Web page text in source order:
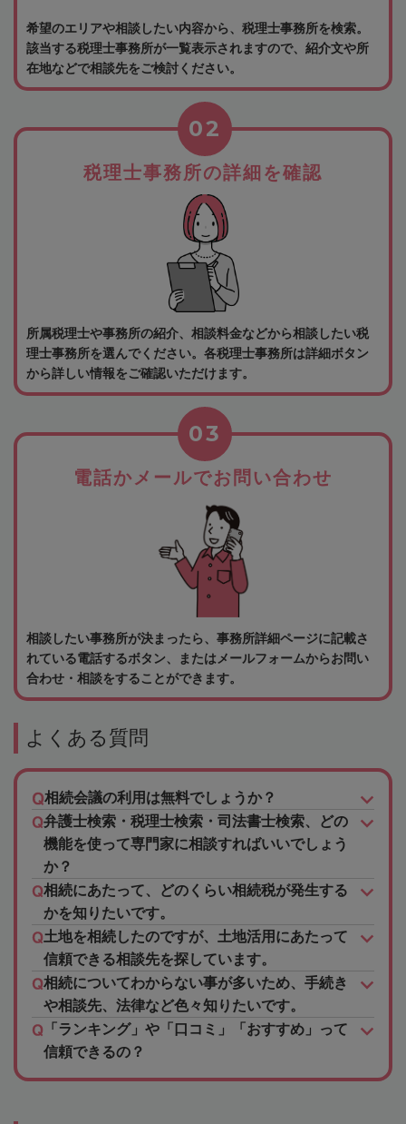
希望のエリアや相談したい内容から、税理士事務所を検索。
該当する税理士事務所が一覧表示されますので、紹介文や所
在地などで相談先をご検討ください。
税理士事務所の詳細を確認
02
所属税理士や事務所の紹介、相談料金などから相談したい税
理士事務所を選んでください。各税理士事務所は詳細ボタン
から詳しい情報をご確認いただけます。
電話かメールでお問い合わせ
03
相談したい事務所が決まったら、事務所詳細ページに記載さ
れている電話するボタン、またはメールフォームからお問い
合わせ・相談をすることができます。
よくある質問
相続会議の利用は無料でしょうか？
弁護士検索・税理士検索・司法書士検索、どの
機能を使って専門家に相談すればいいでしょう
か？
相続にあたって、どのくらい相続税が発生する
かを知りたいです。
土地を相続したのですが、土地活用にあたって
信頼できる相談先を探しています。
相続についてわからない事が多いため、手続き
や相談先、法律など色々知りたいです。
「ランキング」や「口コミ」「おすすめ」って
信頼できるの？